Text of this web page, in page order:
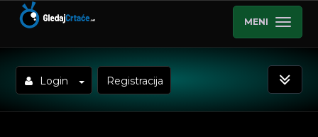
MENI
Login Registracija